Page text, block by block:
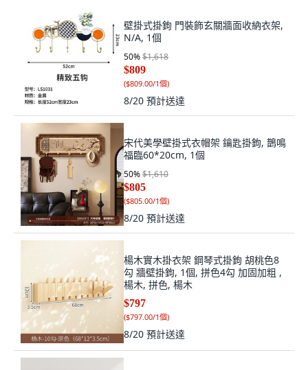
壁掛式掛鉤 門裝飾玄關牆面收納衣架,
N/A, 1個
50%$1,618
$809
($809.00/1個)
8/20 預計送達
宋代美學壁掛式衣帽架 鑰匙掛鉤, 鵲鳴
福臨60*20cm, 1個
50%$1,610
$805
($805.00/1個)
8/20 預計送達
楊木實木掛衣架 鋼琴式掛鉤 胡桃色8
勾 牆壁掛鉤, 1個, 拼色4勾 加固加粗 ,
楊木, 拼色, 楊木
$797
($797.00/1個)
8/20 預計送達